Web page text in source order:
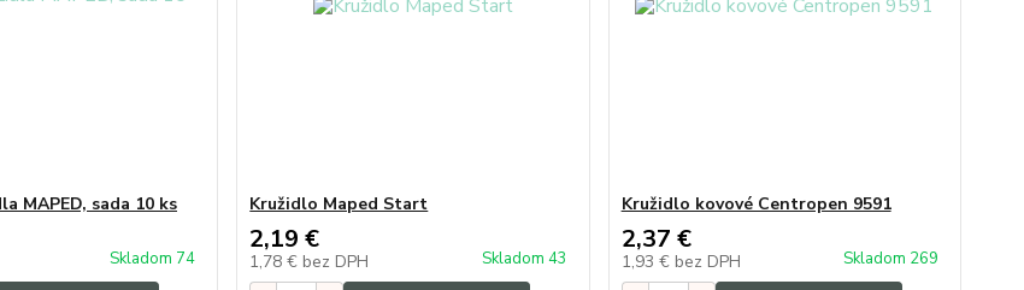
MAPED, sada 10 ks
Skladom 74
Kružidlo Maped Start
2,19 €
1,78 € bez DPH Skladom 43
Kružidlo kovové Centropen 9591
2,37 €
1,93 € bez DPH Skladom 269